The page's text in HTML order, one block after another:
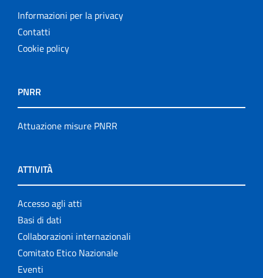
Informazioni per la privacy
Contatti
Cookie policy
PNRR
Attuazione misure PNRR
ATTIVITÀ
Accesso agli atti
Basi di dati
Collaborazioni internazionali
Comitato Etico Nazionale
Eventi